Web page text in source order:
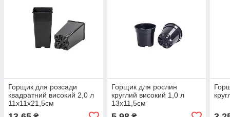
Горщик для розсади
квадратний високий 2,0 л
11х11х21,5см
Горщик для рослин
круглий високий 1,0 л
13х11,5см